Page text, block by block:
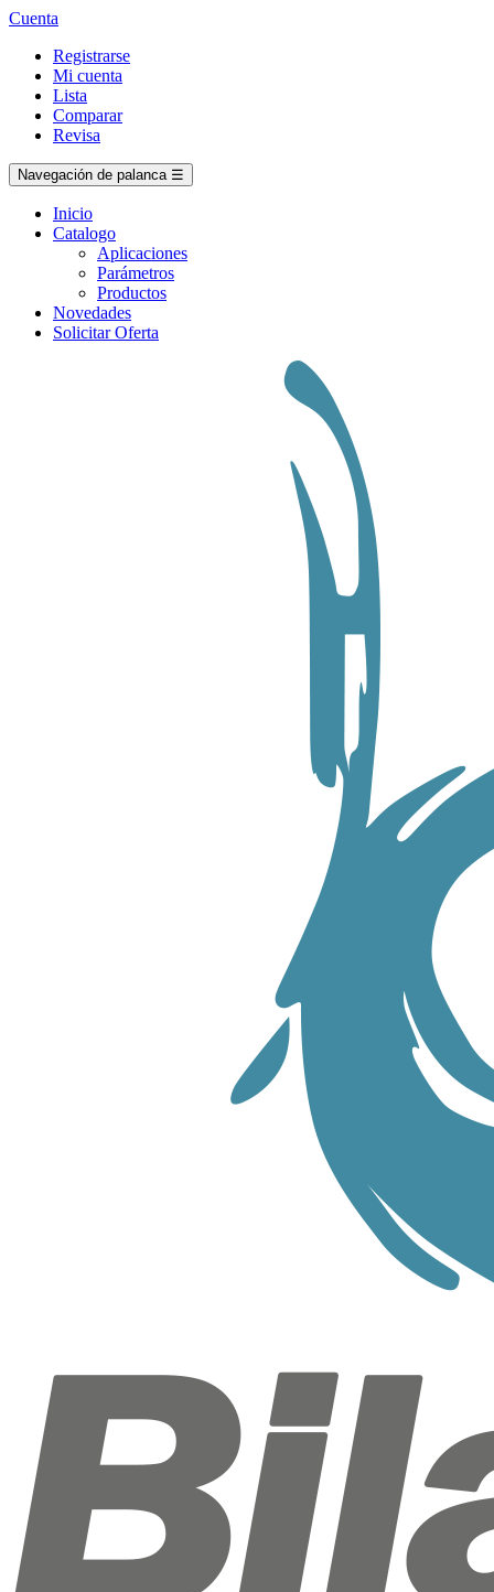
Cuenta
Registrarse
Mi cuenta
Lista
Comparar
Revisa
Navegación de palanca ☰
Inicio
Catalogo
Aplicaciones
Parámetros
Productos
Novedades
Solicitar Oferta